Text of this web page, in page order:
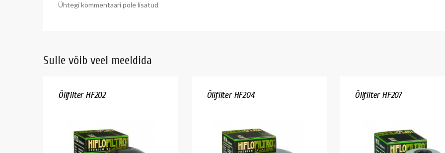
Ühtegi kommentaari pole lisatud
Sulle võib veel meeldida
Õlifilter HF202 Õlifilter HF204 Õlifilter HF207